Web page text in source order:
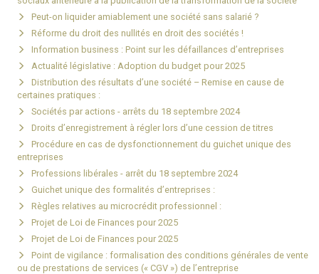
Peut-on liquider amiablement une société sans salarié ?
Réforme du droit des nullités en droit des sociétés !
Information business : Point sur les défaillances d’entreprises
Actualité législative : Adoption du budget pour 2025
Distribution des résultats d’une société – Remise en cause de
certaines pratiques :
Sociétés par actions - arrêts du 18 septembre 2024
Droits d’enregistrement à régler lors d’une cession de titres
Procédure en cas de dysfonctionnement du guichet unique des
entreprises
Professions libérales - arrêt du 18 septembre 2024
Guichet unique des formalités d’entreprises :
Règles relatives au microcrédit professionnel :
Projet de Loi de Finances pour 2025
Projet de Loi de Finances pour 2025
Point de vigilance : formalisation des conditions générales de vente
ou de prestations de services (« CGV ») de l’entreprise